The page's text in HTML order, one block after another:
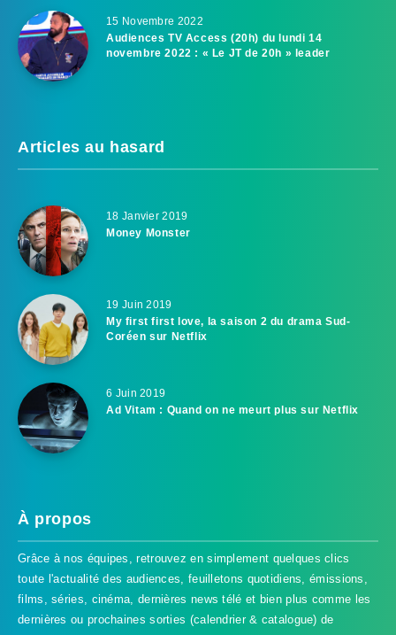
15 Novembre 2022
Audiences TV Access (20h) du lundi 14
novembre 2022 : « Le JT de 20h » leader
Articles au hasard
18 Janvier 2019
Money Monster
19 Juin 2019
My first first love, la saison 2 du drama Sud-
Coréen sur Netflix
6 Juin 2019
Ad Vitam : Quand on ne meurt plus sur Netflix
À propos
Grâce à nos équipes, retrouvez en simplement quelques clics
toute l'actualité des audiences, feuilletons quotidiens, émissions,
films, séries, cinéma, dernières news télé et bien plus comme les
dernières ou prochaines sorties (calendrier & catalogue) de